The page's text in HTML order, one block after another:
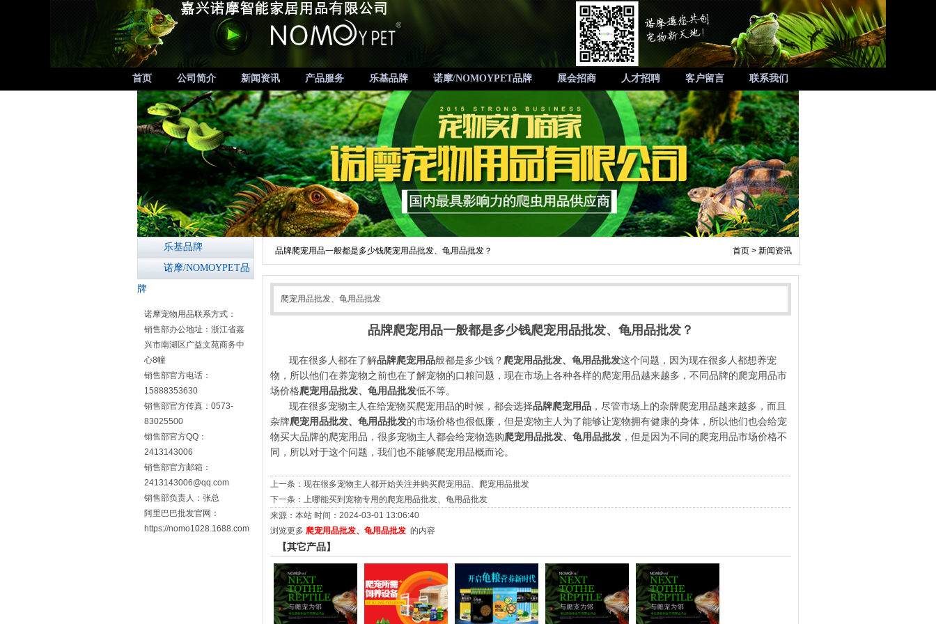
首页 公司简介 新闻资讯 产品服务 乐基品牌 诺摩/NOMOYPET品牌 展会招商 人才招聘 客户留言 联系我们
乐基品牌
诺摩/NOMOYPET品
牌
诺摩宠物用品联系方式：
销售部办公地址：浙江省嘉
兴市南湖区广益文苑商务中
心8幢
销售部官方电话：
15888353630
销售部官方传真：0573-
83025500
销售部官方QQ：
2413143006
销售部官方邮箱：
2413143006@qq.com
销售部负责人：张总
阿里巴巴批发官网：
https://nomo1028.1688.com
品牌爬宠用品一般都是多少钱爬宠用品批发、龟用品批发？ 首页 > 新闻资讯
爬宠用品批发、龟用品批发
品牌爬宠用品一般都是多少钱爬宠用品批发、龟用品批发？
现在很多人都在了解品牌爬宠用品般都是多少钱？ 爬宠用品批发、 龟用品批发这个问题，因为现在很多人都想养宠
物，所以他们在养宠物之前也在了解宠物的口粮问题，现在市场上各种各样的爬宠用品越来越多，不同品牌的爬宠用品市
场价格爬宠用品批发、龟用品批发低不等。
现在很多宠物主人在给宠物买爬宠用品的时候，都会选择品牌爬宠用品 ，尽管市场上的杂牌爬宠用品越来越多，而且
杂牌爬宠用品批发、龟用品批发的市场价格也很低廉，但是宠物主人为了能够让宠物拥有健康的身体，所以他们也会给宠
物买大品牌的爬宠用品，很多宠物主人都会给宠物选购爬宠用品批发、龟用品批发 ，但是因为不同的爬宠用品市场价格不
同，所以对于这个问题，我们也不能够爬宠用品概而论。
上一条： 现在很多宠物主人都开始关注并购买爬宠用品、爬宠用品批发
下一条： 上哪能买到宠物专用的爬宠用品批发、龟用品批发
来源：本站 时间：2024-03-01 13:06:40
浏览更多 爬宠用品批发、龟用品批发 的内容
【其它产品】